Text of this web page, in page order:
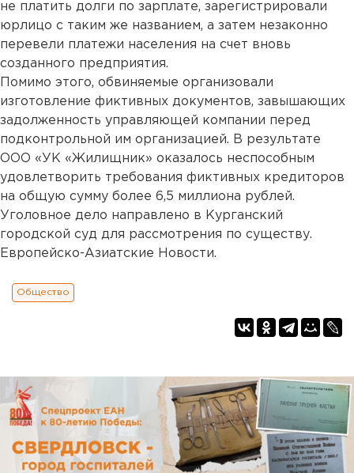
не платить долги по зарплате, зарегистрировали
юрлицо с таким же названием, а затем незаконно
перевели платежи населения на счет вновь
созданного предприятия.
Помимо этого, обвиняемые организовали
изготовление фиктивных документов, завышающих
задолженность управляющей компании перед
подконтрольной им организацией. В результате
ООО «УК «Жилищник» оказалось неспособным
удовлетворить требования фиктивных кредиторов
на общую сумму более 6,5 миллиона рублей.
Уголовное дело направлено в Курганский
городской суд для рассмотрения по существу.
Европейско-Азиатские Новости.
Общество